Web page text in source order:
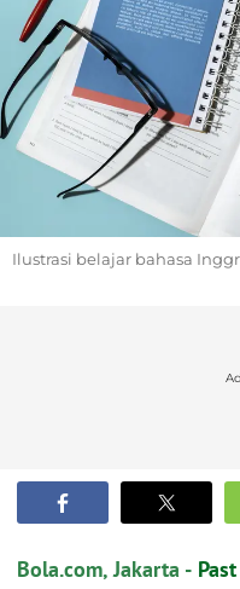
Ilustrasi belajar bahasa
Bola.com, Jakarta -